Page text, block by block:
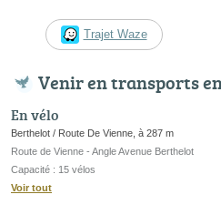
Trajet Waze
Venir en transports
En vélo
Berthelot / Route De Vienne, à 287 m
Route de Vienne - Angle Avenue Berthelot
Capacité : 15 vélos
Voir tout